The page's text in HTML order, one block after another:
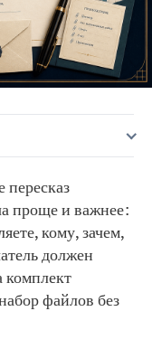
пересказ
проще и важнее:
кому, зачем,
должен
комплект
файлов без